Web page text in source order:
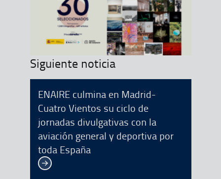
Siguiente noticia
ENAIRE culmina en Madrid-
Cuatro Vientos su ciclo de
jornadas divulgativas con la
aviación general y deportiva por
toda España
Ver más